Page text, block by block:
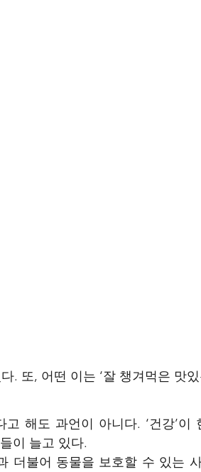
. 또, 어떤 이는 ‘잘 챙겨먹은 맛
해도 과언이 아니다. ‘건강’이
이 늘고 있다.
더불어 동물을 보호할 수 있는